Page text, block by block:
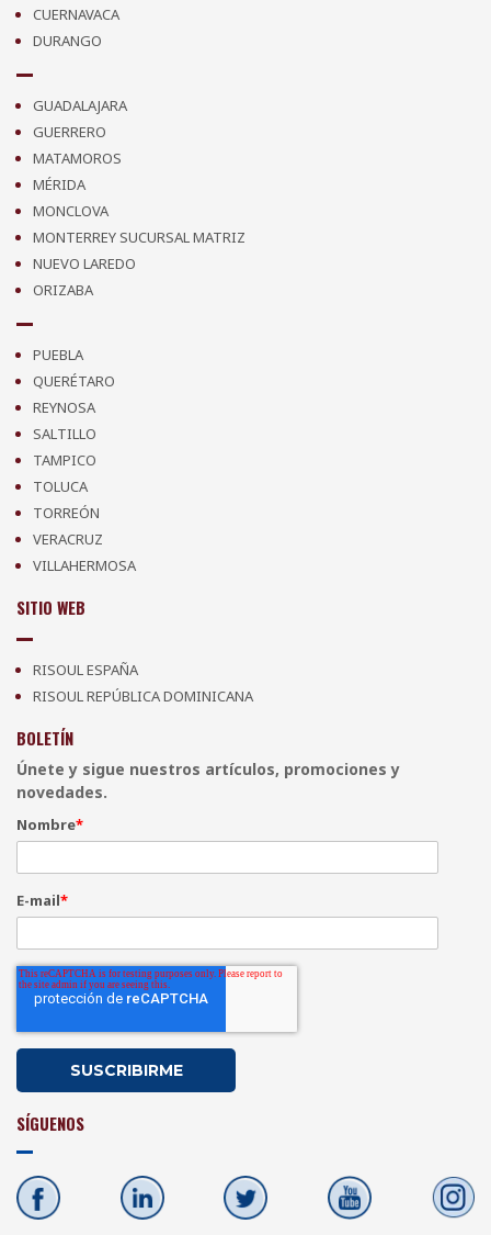
CUERNAVACA
DURANGO
GUADALAJARA
GUERRERO
MATAMOROS
MÉRIDA
MONCLOVA
MONTERREY SUCURSAL MATRIZ
NUEVO LAREDO
ORIZABA
PUEBLA
QUERÉTARO
REYNOSA
SALTILLO
TAMPICO
TOLUCA
TORREÓN
VERACRUZ
VILLAHERMOSA
SITIO WEB
RISOUL ESPAÑA
RISOUL REPÚBLICA DOMINICANA
BOLETÍN
Únete y sigue nuestros artículos, promociones y
novedades.
Nombre*
E-mail*
SÍGUENOS